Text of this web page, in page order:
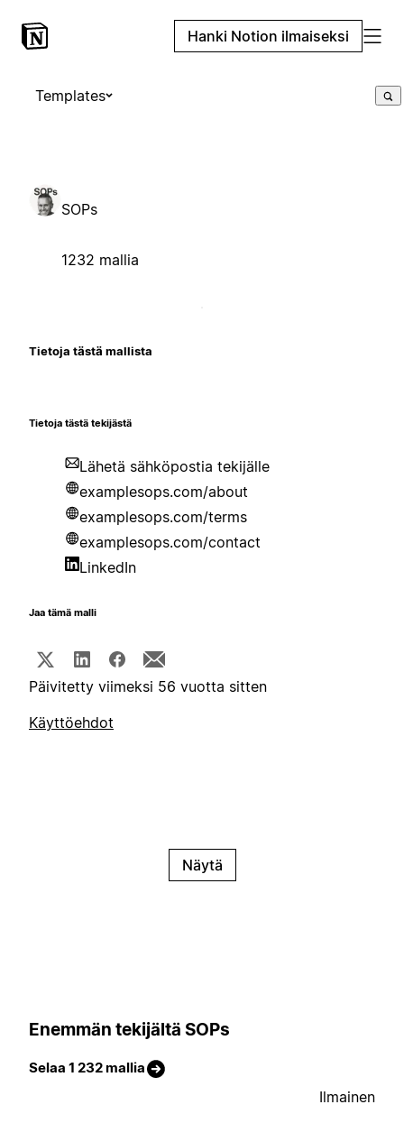
Hanki Notion ilmaiseksi
Templates
SOPs
1232 mallia
Tietoja tästä mallista
Tietoja tästä tekijästä
Lähetä sähköpostia tekijälle
examplesops.com/about
examplesops.com/terms
examplesops.com/contact
LinkedIn
Jaa tämä malli
Päivitetty viimeksi 56 vuotta sitten
Käyttöehdot
Näytä
Enemmän tekijältä SOPs
Selaa 1 232 mallia
Ilmainen